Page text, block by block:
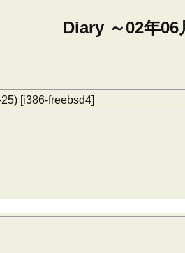
Diary ～02年06
[i386-freebsd4]